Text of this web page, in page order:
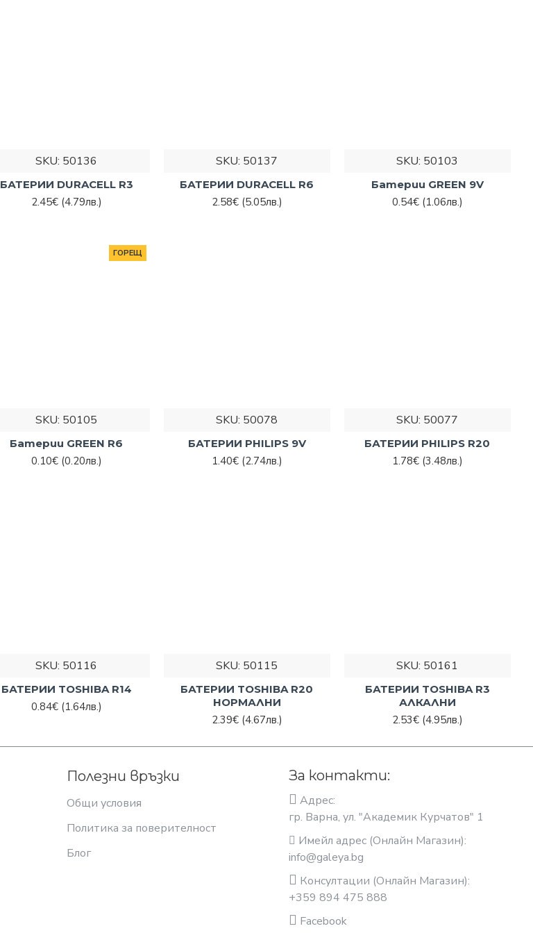
SKU: 50136
БАТЕРИИ DURACELL R3
2.45€ (4.79лв.)
SKU: 50137
БАТЕРИИ DURACELL R6
2.58€ (5.05лв.)
SKU: 50103
Батерии GREEN 9V
0.54€ (1.06лв.)
ГОРЕЩ
SKU: 50105
Батерии GREEN R6
0.10€ (0.20лв.)
SKU: 50078
БАТЕРИИ PHILIPS 9V
1.40€ (2.74лв.)
SKU: 50077
БАТЕРИИ PHILIPS R20
1.78€ (3.48лв.)
SKU: 50116
БАТЕРИИ TOSHIBA R14
0.84€ (1.64лв.)
SKU: 50115
БАТЕРИИ TOSHIBA R20
НОРМАЛНИ
2.39€ (4.67лв.)
SKU: 50161
БАТЕРИИ TOSHIBA R3
АЛКАЛНИ
2.53€ (4.95лв.)
Полезни връзки
Общи условия
Политика за поверителност
Блог
За контакти:
Адрес:
гр. Варна, ул. "Академик Курчатов" 1
Имейл адрес (Онлайн Магазин):
info@galeya.bg
Консултации (Онлайн Магазин):
+359 894 475 888
Facebook